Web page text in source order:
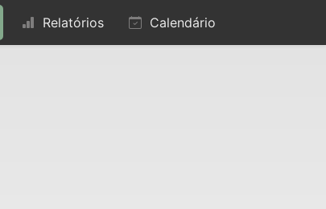
Relatórios Calendário